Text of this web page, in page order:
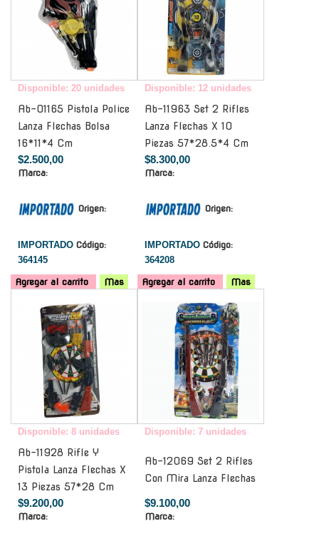
Disponible: 20 unidades
Ab-01165 Pistola Police
Lanza Flechas Bolsa
16*11*4 Cm
$2.500,00
Marca:
Origen:
IMPORTADO Código:
364145
Agregar al carrito Mas
Disponible: 12 unidades
Ab-11963 Set 2 Rifles
Lanza Flechas X 10
Piezas 57*28.5*4 Cm
$8.300,00
Marca:
Origen:
IMPORTADO Código:
364208
Agregar al carrito
Mas
Disponible: 8 unidades
Ab-11928 Rifle Y
Pistola Lanza Flechas X
13 Piezas 57*28 Cm
$9.200,00
Marca:
Disponible: 7 unidades
Ab-12069 Set 2 Rifles
Con Mira Lanza Flechas
$9.100,00
Marca: